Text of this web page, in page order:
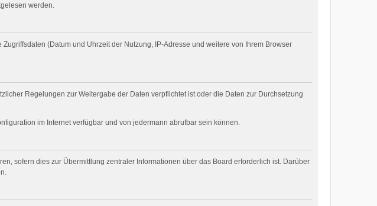
werden.
(Datum und Uhrzeit der Nutzung, IP-Adresse und weitere von Ihrem Browser
Regelungen zur Weitergabe der Daten verpflichtet ist oder die Daten zur Durchsetzung
im Internet verfügbar und von jedermann abrufbar sein können.
sofern dies zur Übermittlung zentraler Informationen über das Board erforderlich ist. Darüber